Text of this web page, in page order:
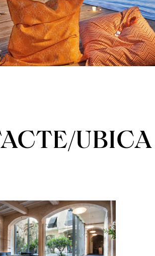
UBICA